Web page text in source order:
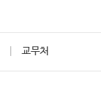
교무처